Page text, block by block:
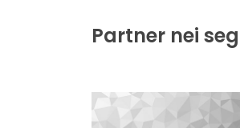
Partner nei